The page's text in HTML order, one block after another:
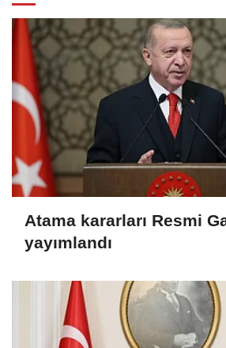
Atama kararları Resmi
yayımlandı